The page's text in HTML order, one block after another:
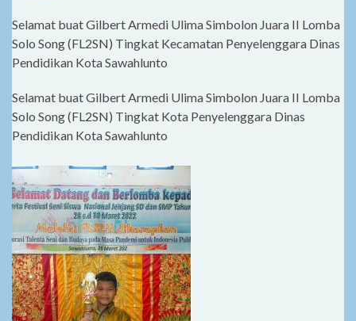
Selamat buat Gilbert Armedi Ulima Simbolon Juara II Lomba
Solo Song (FL2SN) Tingkat Kecamatan Penyelenggara Dinas
Pendidikan Kota Sawahlunto
Selamat buat Gilbert Armedi Ulima Simbolon Juara II Lomba
Solo Song (FL2SN) Tingkat Kota Penyelenggara Dinas
Pendidikan Kota Sawahlunto